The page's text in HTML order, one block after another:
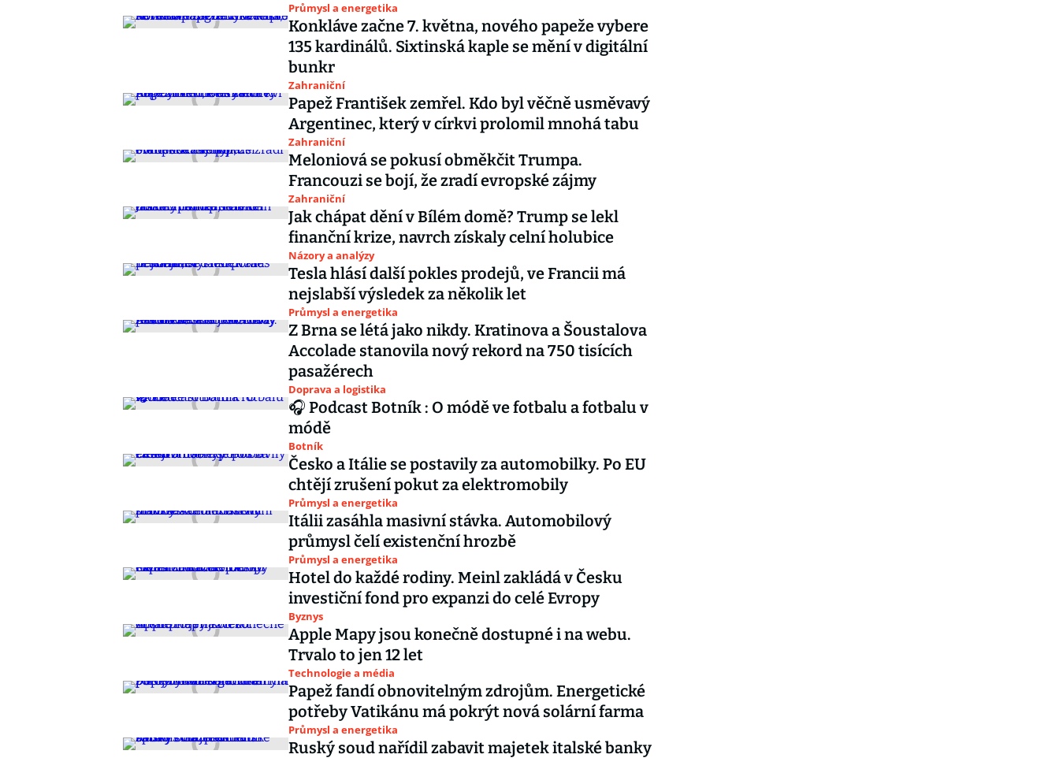
Průmysl a energetika
Konkláve začne 7. května, nového papeže vybere
135 kardinálů. Sixtinská kaple se mění v digitální
bunkr
Zahraniční
Papež František zemřel. Kdo byl věčně usměvavý
Argentinec, který v církvi prolomil mnohá tabu
Zahraniční
Meloniová se pokusí obměkčit Trumpa.
Francouzi se bojí, že zradí evropské zájmy
Zahraniční
Jak chápat dění v Bílém domě? Trump se lekl
finanční krize, navrch získaly celní holubice
Názory a analýzy
Tesla hlásí další pokles prodejů, ve Francii má
nejslabší výsledek za několik let
Průmysl a energetika
Z Brna se létá jako nikdy. Kratinova a Šoustalova
Accolade stanovila nový rekord na 750 tisících
pasažérech
Doprava a logistika
🎧 Podcast Botník : O módě ve fotbalu a fotbalu v
módě
Botník
Česko a Itálie se postavily za automobilky. Po EU
chtějí zrušení pokut za elektromobily
Průmysl a energetika
Itálii zasáhla masivní stávka. Automobilový
průmysl čelí existenční hrozbě
Průmysl a energetika
Hotel do každé rodiny. Meinl zakládá v Česku
investiční fond pro expanzi do celé Evropy
Byznys
Apple Mapy jsou konečně dostupné i na webu.
Trvalo to jen 12 let
Technologie a média
Papež fandí obnovitelným zdrojům. Energetické
potřeby Vatikánu má pokrýt nová solární farma
Průmysl a energetika
Ruský soud nařídil zabavit majetek italské banky